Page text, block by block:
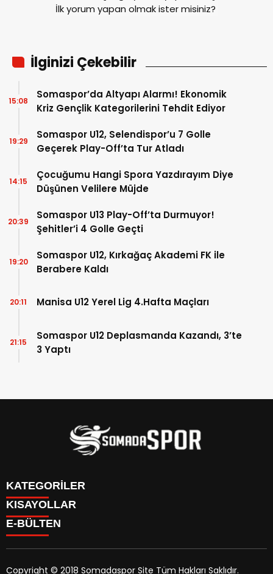
İlk yorum yapan olmak ister misiniz?
İlginizi Çekebilir
Somaspor’da Altyapı Alarmı! Ekonomik
Kriz Gençlik Kategorilerini Tehdit Ediyor
15:08
Somaspor U12, Selendispor’u 7 Golle
Geçerek Play-Off’ta Tur Atladı
19:29
Çocuğumu Hangi Spora Yazdırayım Diye
Düşünen Velilere Müjde
14:15
Somaspor U13 Play-Off’ta Durmuyor!
Şehitler’i 4 Golle Geçti
20:39
Somaspor U12, Kırkağaç Akademi FK ile
Berabere Kaldı
19:20
Manisa U12 Yerel Lig 4.Hafta Maçları
20:11
Somaspor U12 Deplasmanda Kazandı, 3’te
3 Yaptı
21:15
KATEGORİLER
İletişim
İstatistikler & Puan Durumu & Fikstür
Yayın Politikamız
KISAYOLLAR
Genel
Somaspor
E-BÜLTEN
Copyright © 2018 Somadaspor Site Tüm Hakları Saklıdır.